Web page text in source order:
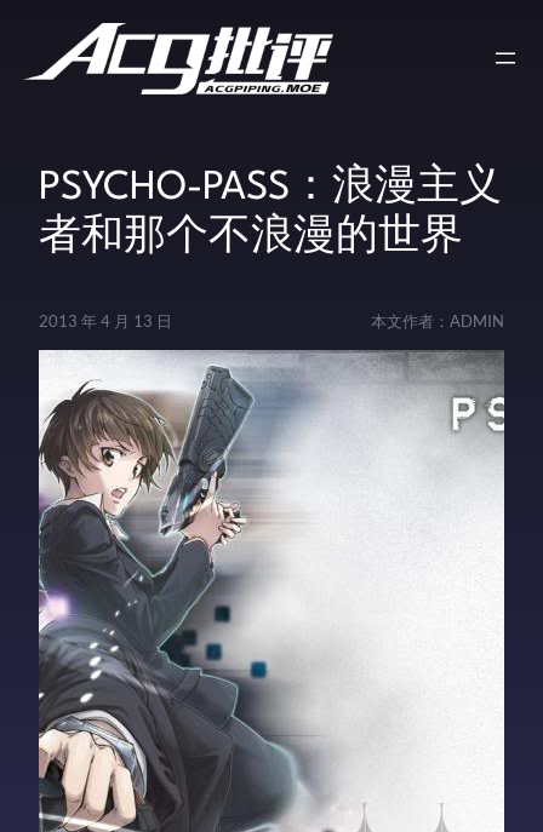
PSYCHO-PASS：浪漫主义
者和那个不浪漫的世界
2013 年 4 月 13 日 本文作者： ADMIN